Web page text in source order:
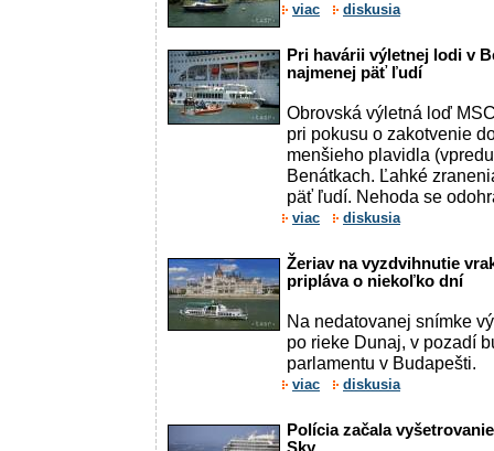
viac diskusia
Pri havárii výletnej lodi v
najmenej päť ľudí
Obrovská výletná loď
pri pokusu o zakotvenie
menšieho plavidla
Benátkach. Ľahké
päť ľudí. Nehoda se
viac diskusia
Žeriav na vyzdvihnutie
pripláva o niekoľko dní
Na nedatovanej snímke
po rieke Dunaj, v pozadí
parlamentu v Budapešti.
viac diskusia
Polícia začala